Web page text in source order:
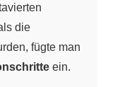
die
fügte man
ein.